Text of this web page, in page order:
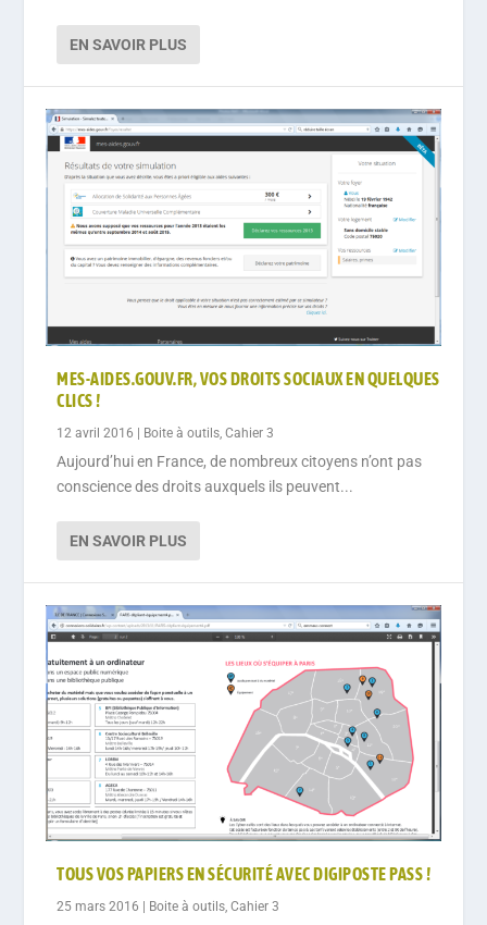
EN SAVOIR PLUS
MES-AIDES.GOUV.FR, VOS DROITS SOCIAUX EN QUELQUES
CLICS !
12 avril 2016 | Boite à outils ,Cahier 3
Aujourd’hui en France, de nombreux citoyens n’ont pas
conscience des droits auxquels ils peuvent...
EN SAVOIR PLUS
TOUS VOS PAPIERS EN SÉCURITÉ AVEC DIGIPOSTE PASS !
25 mars 2016 Boite à outils,Cahier 3